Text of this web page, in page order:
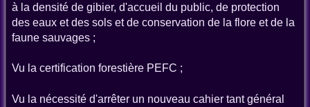
à la densité de gibier, d'accueil du public, de protection
des eaux et des sols et de conservation de la flore et de la
faune sauvages ;
Vu la certification forestière PEFC ;
Vu la nécessité d'arrêter un nouveau cahier tant général